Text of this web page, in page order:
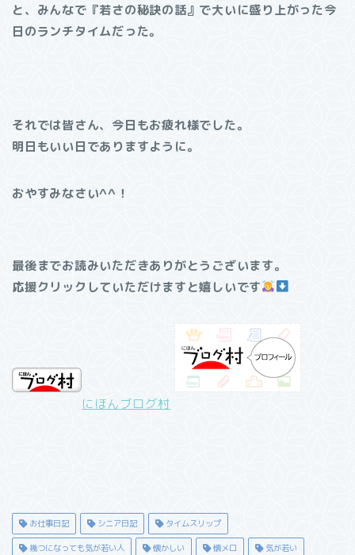
と、みんなで『若さの秘訣の話』で大いに盛り上がった今
日のランチタイムだった。
それでは皆さん、今日もお疲れ様でした。
明日もいい日でありますように。
おやすみなさい^^！
最後までお読みいただきありがとうございます。
応援クリックしていただけますと嬉しいです
にほんブログ村
お仕事日記 シニア日記 タイムスリップ
幾つになっても気が若い人 懐かしい 懐メロ 気が若い